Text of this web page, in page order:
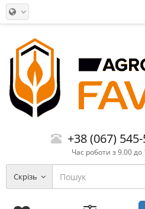
+38 (067)
Час роботи з 9.00 до
Скрізь